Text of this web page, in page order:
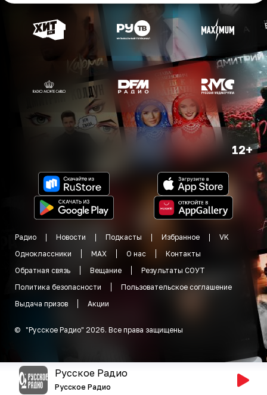
12+
Радио Новости Подкасты Избранное
VK
Одноклассники
MAX О нас
Контакты
Обратная связь
Вещание
Результаты СОУТ
Политика безопасности
Пользовательское соглашение
Выдача призов
Акции
© "Русское Радио" 2026. Все права защищены
Русское Радио
Русское Радио